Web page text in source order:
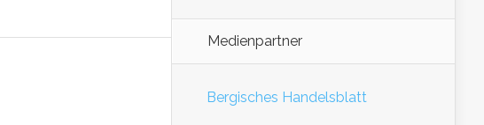
Medienpartner
Bergisches Handelsblatt